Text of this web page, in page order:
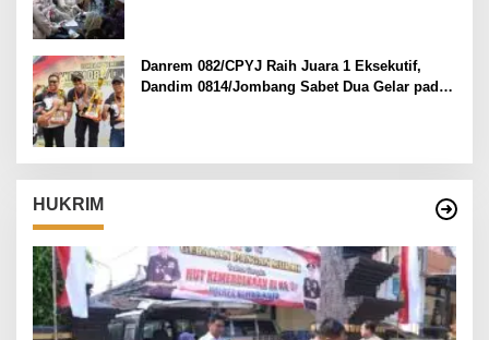
Danrem 082/CPYJ Raih Juara 1 Eksekutif,
Dandim 0814/Jombang Sabet Dua Gelar pada
HUKRIM